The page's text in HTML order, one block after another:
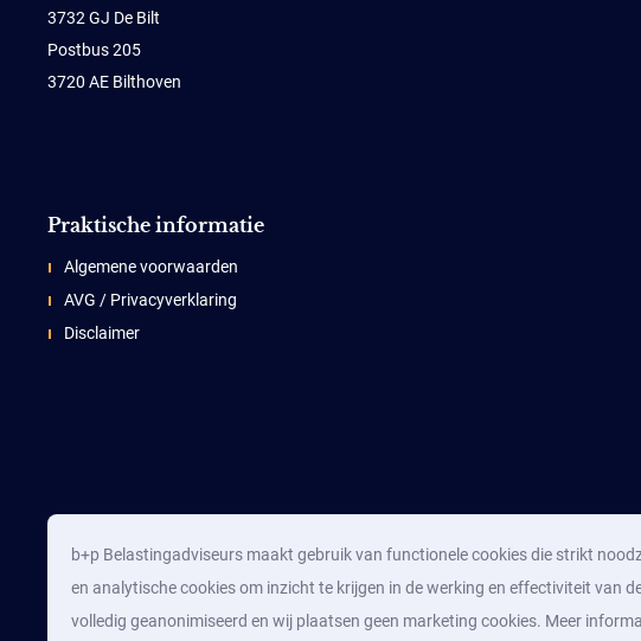
3732 GJ De Bilt
Postbus 205
3720 AE Bilthoven
Praktische informatie
Algemene voorwaarden
AVG / Privacyverklaring
Disclaimer
b+p Belastingadviseurs maakt gebruik van functionele cookies die strikt
en analytische cookies om inzicht te krijgen in de werking en effectiviteit van
volledig geanonimiseerd en wij plaatsen geen marketing cookies. Meer